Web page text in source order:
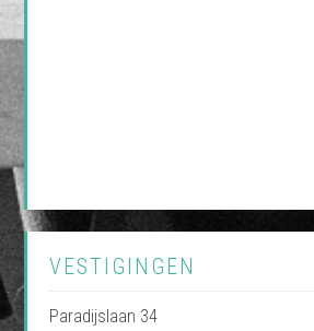
VESTIGINGEN
Paradijslaan 34